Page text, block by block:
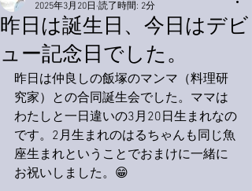
昨日は誕生日、今日はデビ
ュー記念日でした。
2025年3月20日 読了時間: 2分
昨日は仲良しの飯塚のマンマ（料理研
究家）との合同誕生会でした。ママは
わたしと一日違いの3月20日生まれなの
です。2月生まれのはるちゃんも同じ魚
座生まれということでおまけに一緒に
お祝いしました。😁